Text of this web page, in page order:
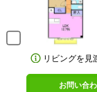
リビングを見
お問い合